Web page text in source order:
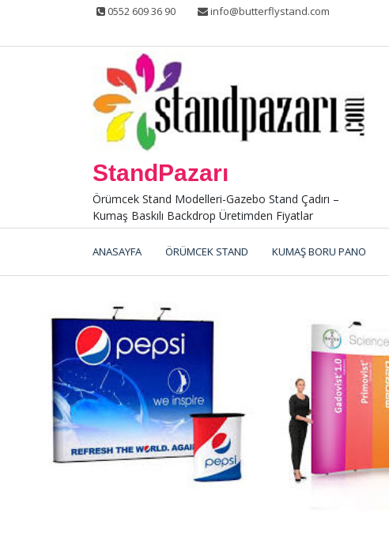
0552 609 36 90 info@butterflystand.com
StandPazarı
Örümcek Stand Modelleri-Gazebo Stand Çadırı –
Kumaş Baskılı Backdrop Üretimden Fiyatlar
ANASAYFA ÖRÜMCEK STAND KUMAŞ BORU PANO